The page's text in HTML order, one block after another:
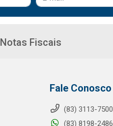
Notas Fiscais
Fale Conosco
(83) 3113-7500
(83) 8198-2486